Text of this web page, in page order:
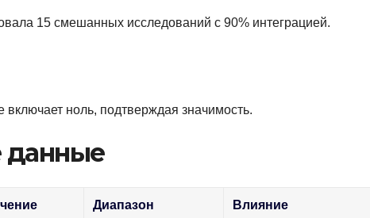
15 смешанных исследований с 90% интеграцией.
ноль, подтверждая значимость.
данные
Диапазон Влияние